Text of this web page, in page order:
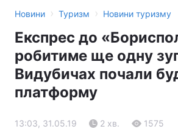
Новини › Туризм › Новини туризму
Експрес до
робитиме ще одну
Видубичах почали
платформу
13:03, 31.05.19 2 хв. 1575